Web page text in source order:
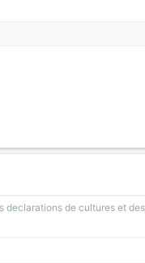
declarations de cultures et